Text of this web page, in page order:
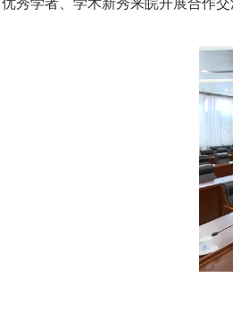
优秀学者、学术新秀来皖开展合作交